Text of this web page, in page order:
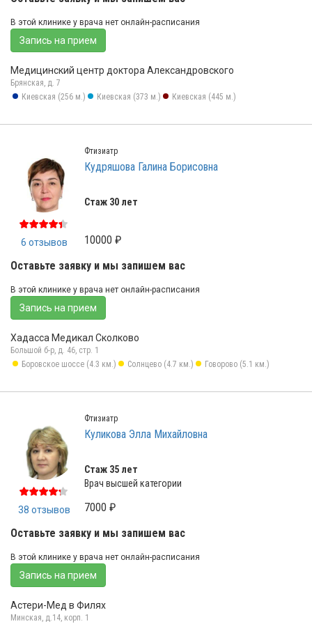
В этой клинике у врача нет онлайн-расписания
Запись на прием
Медицинский центр доктора Александровского
Брянская, д. 7
Киевская (256 м.)
Киевская (373 м.) Киевская (445 м.)
6 отзывов
Фтизиатр
Кудряшова Галина Борисовна
Стаж 30 лет
10000 ₽
Оставьте заявку и мы запишем вас
В этой клинике у врача нет онлайн-расписания
Запись на прием
Хадасса Медикал Сколково
Большой б-р, д. 46, стр. 1
Боровское шоссе (4.3 км.)
Солнцево (4.7 км.) Говорово (5.1 км.)
38 отзывов
Фтизиатр
Куликова Элла Михайловна
Стаж 35 лет
Врач высшей категории
7000 ₽
Оставьте заявку и мы запишем вас
В этой клинике у врача нет онлайн-расписания
Запись на прием
Астери-Мед в Филях
Минская, д.14, корп. 1